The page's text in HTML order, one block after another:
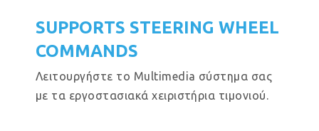
SUPPORTS STEERING WHEEL
COMMANDS
Λειτουργήστε το Multimedia σύστημα σας
με τα εργοστασιακά χειριστήρια τιμονιού.